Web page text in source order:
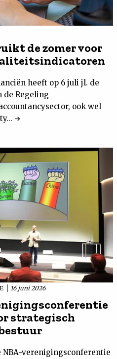
de zomer voor
heeft op 6 juli jl. de
de Regeling
ook wel
16 juni 2026
strategisch
NBA-verenigingsconferentie